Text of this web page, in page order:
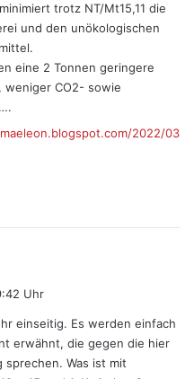
trotz NT/Mt15,11 die
und den unökologischen
eine 2 Tonnen geringere
weniger CO2- sowie
2022/03
Uhr
einseitig. Es werden einfach
erwähnt, die gegen die hier
Was ist mit